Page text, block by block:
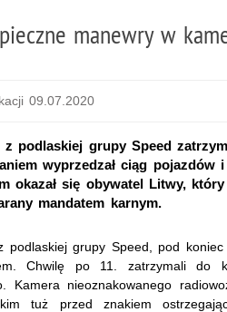
manewry w
09.07.2020
z podlaskiej grupy Speed
wyprzedzał ciąg pojazdów
okazał się obywatel Litwy,
mandatem karnym.
podlaskiej grupy Speed, pod
Chwilę po 11. zatrzymali do
Kamera nieoznakowanego
tuż przed znakiem